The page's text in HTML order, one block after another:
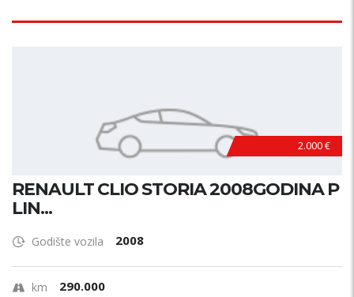
2.000 €
RENAULT CLIO STORIA 2008GODINA P
LIN...
Godište vozila 2008
km 290.000